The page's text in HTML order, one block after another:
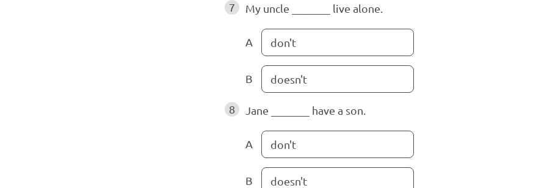
7 My uncle _______ live alone.
A don't
B doesn't
8 Jane _______ have a son.
A don't
B doesn't